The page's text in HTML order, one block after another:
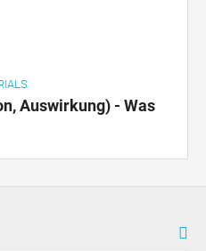
Auswirkung) - Was